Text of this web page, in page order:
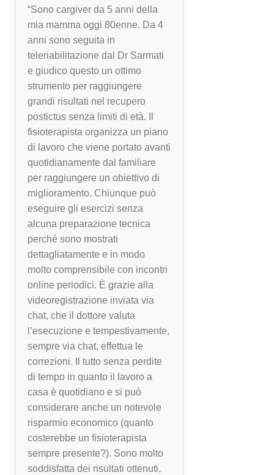
“Sono cargiver da 5 anni della
mia mamma oggi 80enne. Da 4
anni sono seguita in
teleriabilitazione dal Dr Sarmati
e giudico questo un ottimo
strumento per raggiungere
grandi risultati nel recupero
postictus senza limiti di età. Il
fisioterapista organizza un piano
di lavoro che viene portato avanti
quotidianamente dal familiare
per raggiungere un obiettivo di
miglioramento. Chiunque può
eseguire gli esercizi senza
alcuna preparazione tecnica
perché sono mostrati
dettagliatamente e in modo
molto comprensibile con incontri
online periodici. È grazie alla
videoregistrazione inviata via
chat, che il dottore valuta
l’esecuzione e tempestivamente,
sempre via chat, effettua le
correzioni. Il tutto senza perdite
di tempo in quanto il lavoro a
casa è quotidiano e si può
considerare anche un notevole
risparmio economico (quanto
costerebbe un fisioterapista
sempre presente?). Sono molto
soddisfatta dei risultati ottenuti,